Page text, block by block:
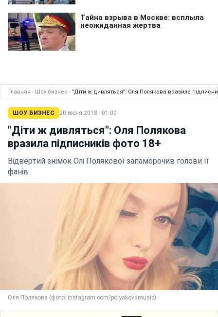
Главная › Шоу бизнес › "Діти ж дивляться": Оля Полякова вразила
ШОУ БИЗНЕС 20 июня 2018 · 01:00
"Діти ж дивляться": Оля Полякова
вразила підписників фото 18+
Відвертий знімок Олі Полякової запаморочив голови її
фанів
Оля Полякова (фото: instagram.com/polyakovamusic)